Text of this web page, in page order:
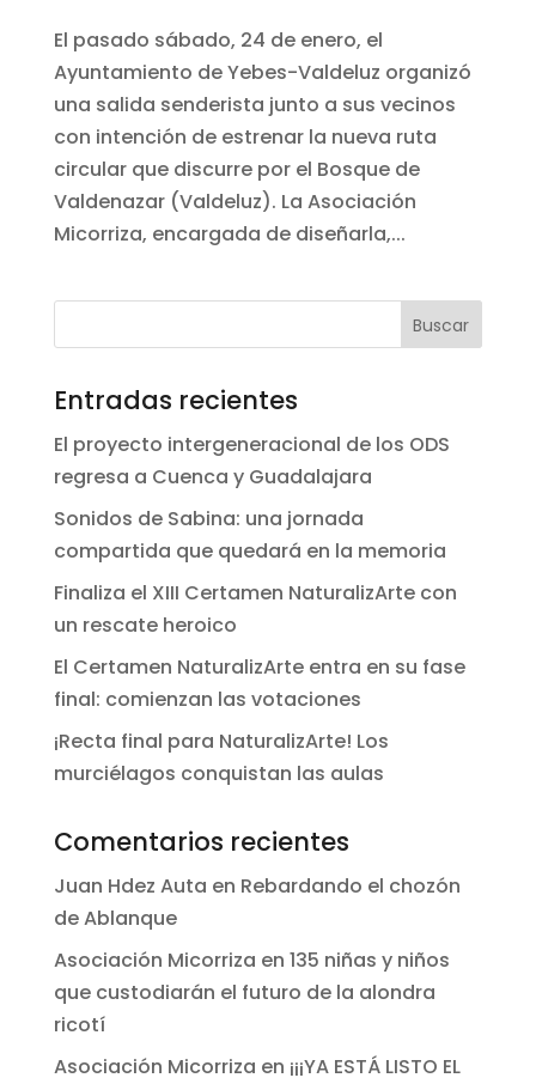
El pasado sábado, 24 de enero, el
Ayuntamiento de Yebes-Valdeluz organizó
una salida senderista junto a sus vecinos
con intención de estrenar la nueva ruta
circular que discurre por el Bosque de
Valdenazar (Valdeluz). La Asociación
Micorriza, encargada de diseñarla,...
Entradas recientes
El proyecto intergeneracional de los ODS
regresa a Cuenca y Guadalajara
Sonidos de Sabina: una jornada
compartida que quedará en la memoria
Finaliza el XIII Certamen NaturalizArte con
un rescate heroico
El Certamen NaturalizArte entra en su fase
final: comienzan las votaciones
¡Recta final para NaturalizArte! Los
murciélagos conquistan las aulas
Comentarios recientes
Juan Hdez Auta en Rebardando el chozón
de Ablanque
Asociación Micorriza en 135 niñas y niños
que custodiarán el futuro de la alondra
ricotí
Asociación Micorriza en ¡¡¡YA ESTÁ LISTO EL